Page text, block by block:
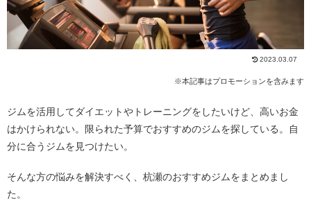
2023.03.07
※本記事はプロモーションを含みます
ジムを活用してダイエットやトレーニングをしたいけど、高いお金
はかけられない。限られた予算でおすすめのジムを探している。自
分に合うジムを見つけたい。
そんな方の悩みを解決すべく、杭瀬のおすすめジムをまとめまし
た。